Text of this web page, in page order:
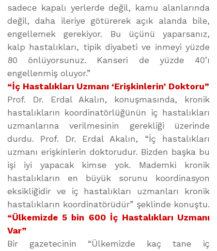
sadece kapalı yerlerde değil, kamu alanlarında
değil, daha ileriye götürerek açık alanda bile,
engellemek gerekiyor. Bu üçünü yaparsanız,
kalp hastalıkları, tipik diyabeti ve inmeyi yüzde
80 önlüyorsunuz. Kanseri de yüzde 40’ı
engellenmiş oluyor.”
“İç Hastalıkları Uzmanı ‘Erişkinlerin’ Doktoru”
Prof. Dr. Erdal Akalın, konuşmasında, kronik
hastalıkların koordinatörlüğünün iç hastalıkları
uzmanlarına verilmesinin gerekliği üzerinde
durdu. Prof. Dr. Erdal Akalın, “İç hastalıkları
uzmanı erişkinlerin doktorudur. Bizden başka bu
işi iyi yapacak kimse yok. Mademki kronik
hastalıkların en büyük sorunu koordinasyon
eksikliğidir ve iç hastalıkları uzmanları kronik
hastalıkların koordinatörüdür” şeklinde konuştu.
“Ülkemizde 5 bin 600 İç Hastalıkları Uzmanı
Var”
Bir gazetecinin “Ülkemizde kaç tane iç